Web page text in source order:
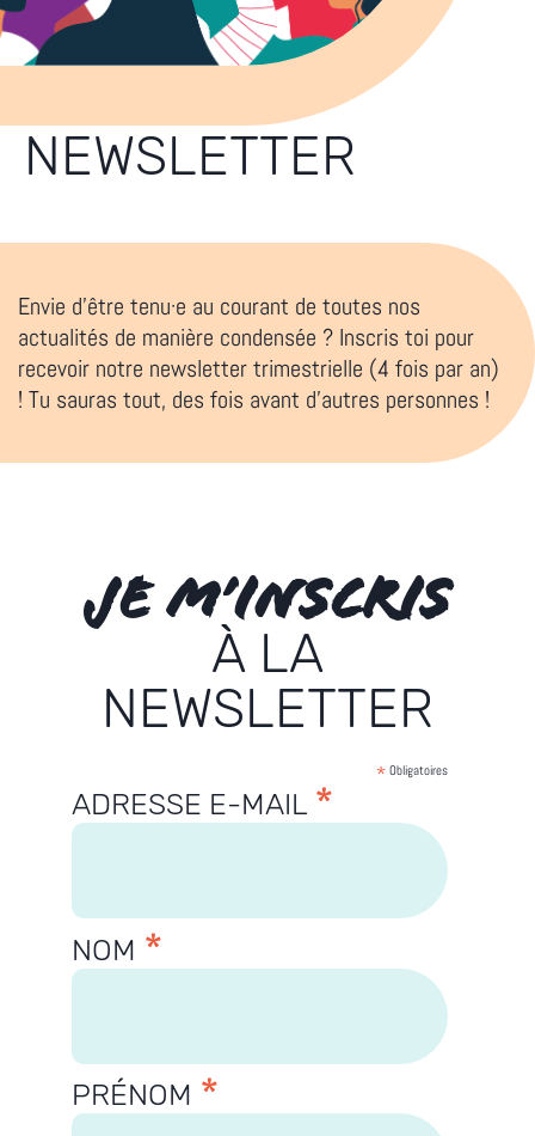
NEWSLETTER
Envie d’être tenu·e au courant de toutes nos
actualités de manière condensée ? Inscris toi pour
recevoir notre newsletter trimestrielle (4 fois par an)
! Tu sauras tout, des fois avant d’autres personnes !
JE M’INSCRIS
À LA
NEWSLETTER
*Obligatoires
ADRESSE E-MAIL *
NOM *
PRÉNOM *